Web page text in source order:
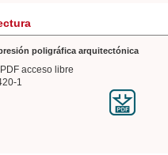
poligráfica arquitectónica
acceso libre
1